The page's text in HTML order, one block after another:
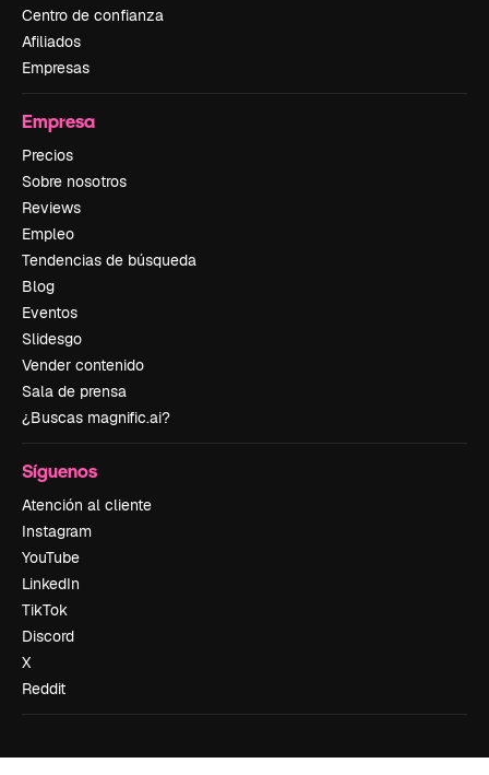
Centro de confianza
Afiliados
Empresas
Empresa
Precios
Sobre nosotros
Reviews
Empleo
Tendencias de búsqueda
Blog
Eventos
Slidesgo
Vender contenido
Sala de prensa
¿Buscas magnific.ai?
Síguenos
Atención al cliente
Instagram
YouTube
LinkedIn
TikTok
Discord
X
Reddit